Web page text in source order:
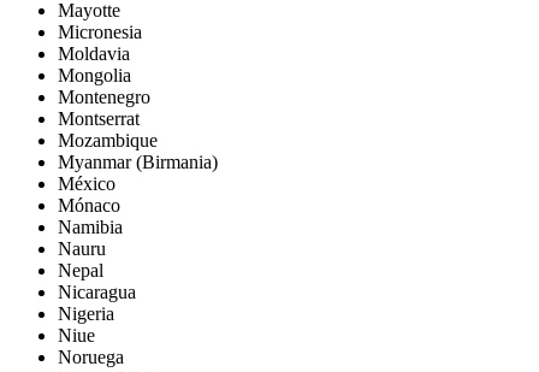
Mayotte
Micronesia
Moldavia
Mongolia
Montenegro
Montserrat
Mozambique
Myanmar (Birmania)
México
Mónaco
Namibia
Nauru
Nepal
Nicaragua
Nigeria
Niue
Noruega